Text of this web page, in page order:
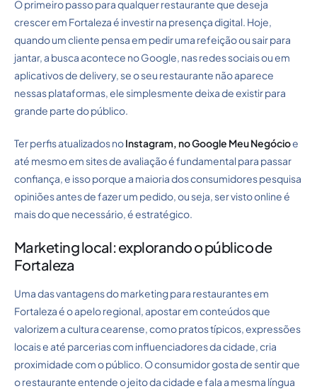
O primeiro passo para qualquer restaurante que deseja
crescer em Fortaleza é investir na presença digital. Hoje,
quando um cliente pensa em pedir uma refeição ou sair para
jantar, a busca acontece no Google, nas redes sociais ou em
aplicativos de delivery, se o seu restaurante não aparece
nessas plataformas, ele simplesmente deixa de existir para
grande parte do público.
Ter perfis atualizados noInstagram, no Google Meu Negócioe
até mesmo em sites de avaliação é fundamental para passar
confiança, e isso porque a maioria dos consumidores pesquisa
opiniões antes de fazer um pedido, ou seja, ser visto online é
mais do que necessário, é estratégico.
Marketing local: explorando o público de
Fortaleza
Uma das vantagens do marketing para restaurantes em
Fortaleza é o apelo regional, apostar em conteúdos que
valorizem a cultura cearense, como pratos típicos, expressões
locais e até parcerias com influenciadores da cidade, cria
proximidade com o público. O consumidor gosta de sentir que
o restaurante entende o jeito da cidade e fala a mesma língua